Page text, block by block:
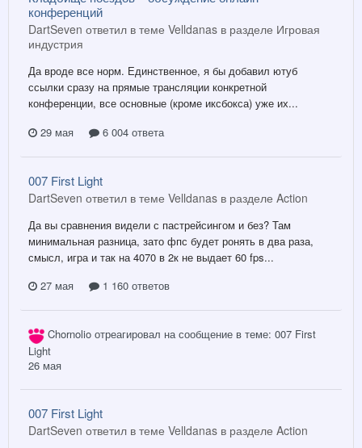
конференций
DartSeven ответил в теме Velldanas в разделе Игровая
индустрия
Да вроде все норм. Единственное, я бы добавил ютуб
ссылки сразу на прямые трансляции конкретной
конференции, все основные (кроме иксбокса) уже их...
29 мая
6 004 ответа
007 First Light
DartSeven ответил в теме Velldanas в разделе Action
Да вы сравнения видели с пастрейсингом и без? Там
минимальная разница, зато фпс будет ронять в два раза,
смысл, игра и так на 4070 в 2к не выдает 60 fps...
27 мая
1 160 ответов
Chornolio отреагировал на сообщение в теме: 007 First
Light
26 мая
007 First Light
DartSeven ответил в теме Velldanas в разделе Action